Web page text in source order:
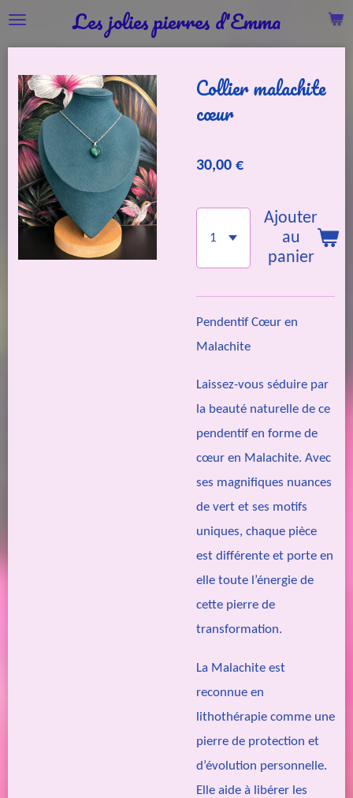
Passer
au
principal
Les jolies pierres d'Emma
Collier malachite
cœur
30,00 €
Ajouter
au
panier
Pendentif Cœur en
Malachite
Laissez-vous séduire par
la beauté naturelle de ce
pendentif en forme de
cœur en Malachite. Avec
ses magnifiques nuances
de vert et ses motifs
uniques, chaque pièce
est différente et porte en
elle toute l’énergie de
cette pierre de
transformation.
La Malachite est
reconnue en
lithothérapie comme une
pierre de protection et
d’évolution personnelle.
Elle aide à libérer les